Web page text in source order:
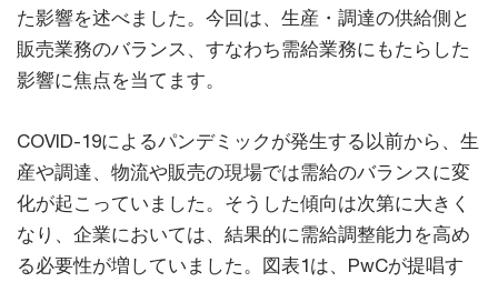
た影響を述べました。今回は、生産・調達の供給側と
販売業務のバランス、すなわち需給業務にもたらした
影響に焦点を当てます。
COVID-19によるパンデミックが発生する以前から、生
産や調達、物流や販売の現場では需給のバランスに変
化が起こっていました。そうした傾向は次第に大きく
なり、企業においては、結果的に需給調整能力を高め
る必要性が増していました。図表1は、PwCが提唱す